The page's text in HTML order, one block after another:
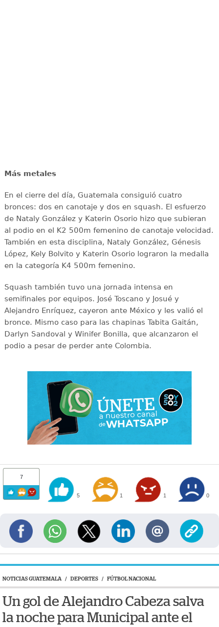
Más metales
En el cierre del día, Guatemala consiguió cuatro
bronces: dos en canotaje y dos en squash. El esfuerzo
de Nataly González y Katerin Osorio hizo que subieran
al podio en el K2 500m femenino de canotaje velocidad.
También en esta disciplina, Nataly González, Génesis
López, Kely Bolvito y Katerin Osorio lograron la medalla
en la categoría K4 500m femenino.
Squash también tuvo una jornada intensa en
semifinales por equipos. José Toscano y Josué y
Alejandro Enríquez, cayeron ante México y les valió el
bronce. Mismo caso para las chapinas Tabita Gaitán,
Darlyn Sandoval y Winifer Bonilla, que alcanzaron el
podio a pesar de perder ante Colombia.
7
5 1 1 0
NOTICIAS GUATEMALA / DEPORTES / FÚTBOL NACIONAL
Un gol de Alejandro Cabeza salva
la noche para Municipal ante el